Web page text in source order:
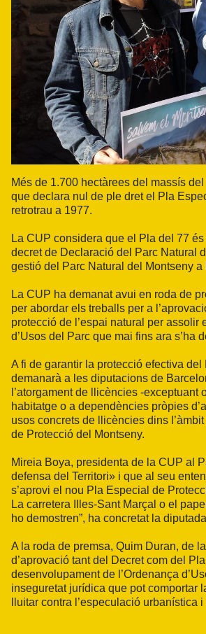
Més de 1.700 hectàrees del massís
que declara nul de ple dret el Pla
retrotrau a 1977.
La CUP considera que el Pla del 77
decret de Declaració del Parc Natural
gestió del Parc Natural del Montseny
La CUP ha demanat avui en roda de
per abordar els treballs per a
protecció de l’espai natural per assolir
d’Usos del Parc que mai fins ara s’ha
A fi de garantir la protecció efectiva
demanarà a les diputacions de
l’atorgament de llicències -
habitatge o a dependències pròpies
usos concrets de llicències dins
de Protecció del Montseny.
Mireia Boya, presidenta de la CUP al
defensa del Territori» i que al seu
s’aprovi el nou Pla Especial de
La carretera Illes-Sant Marçal o el
ho demostren”, ha concretat la
A la roda de premsa, Quim Duran, de
d’aprovació tant del Decret com del
desenvolupament de l’Ordenança
inseguretat jurídica que pot comportar
lluitar contra l’especulació